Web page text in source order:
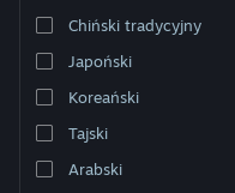
Zmień język
Pobierz aplikację mobilną
Wersja przeglądarkowa
Chiński tradycyjny
Japoński
Koreański
Tajski
Arabski
Liczba wyników pasujących do
uwzględniono 5 tytułów na